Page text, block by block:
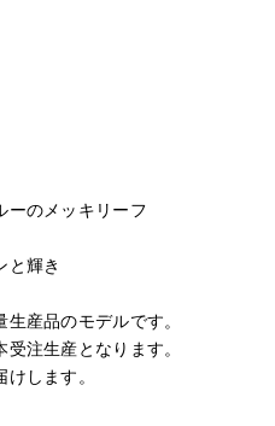
ーのメッキリーフ
と輝き
産品のモデルです。
注生産となります。
します。